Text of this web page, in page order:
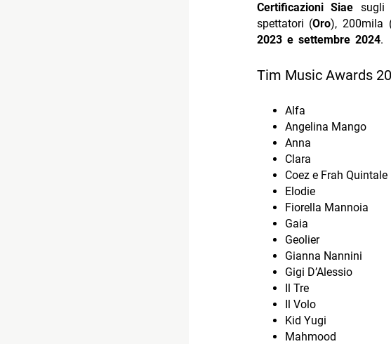
Certificazioni Siae sugli
spettatori (Oro), 200mila
2023 e settembre 2024.
Tim Music Awards
Alfa
Angelina Mango
Anna
Clara
Coez e Frah Quintale
Elodie
Fiorella Mannoia
Gaia
Geolier
Gianna Nannini
Gigi D’Alessio
Il Tre
Il Volo
Kid Yugi
Mahmood